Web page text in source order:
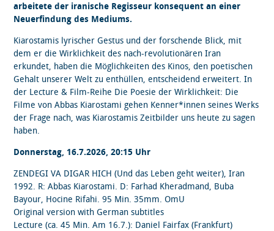
arbeitete der iranische Regisseur konsequent an einer
Neuerfindung des Mediums.
Kiarostamis lyrischer Gestus und der forschende Blick, mit
dem er die Wirklichkeit des nach-revolutionären Iran
erkundet, haben die Möglichkeiten des Kinos, den poetischen
Gehalt unserer Welt zu enthüllen, entscheidend erweitert. In
der Lecture & Film-Reihe Die Poesie der Wirklichkeit: Die
Filme von Abbas Kiarostami gehen Kenner*innen seines Werks
der Frage nach, was Kiarostamis Zeitbilder uns heute zu sagen
haben.
Donnerstag, 16.7.2026, 20:15 Uhr
ZENDEGI VA DIGAR HICH (Und das Leben geht weiter), Iran
1992. R: Abbas Kiarostami. D: Farhad Kheradmand, Buba
Bayour, Hocine Rifahi. 95 Min. 35mm. OmU
Original version with German subtitles
Lecture (ca. 45 Min. Am 16.7.): Daniel Fairfax (Frankfurt)